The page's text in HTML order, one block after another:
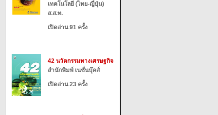
เทคโนโลยี (ไทย-ญี่ปุ่น)
ส.ส.ท.
เปิดอ่าน 91 ครั้ง
42 นวัตกรรมทางเศรษฐกิจ
สำนักพิมพ์ เนชั่นบุ๊คส์
เปิดอ่าน 23 ครั้ง